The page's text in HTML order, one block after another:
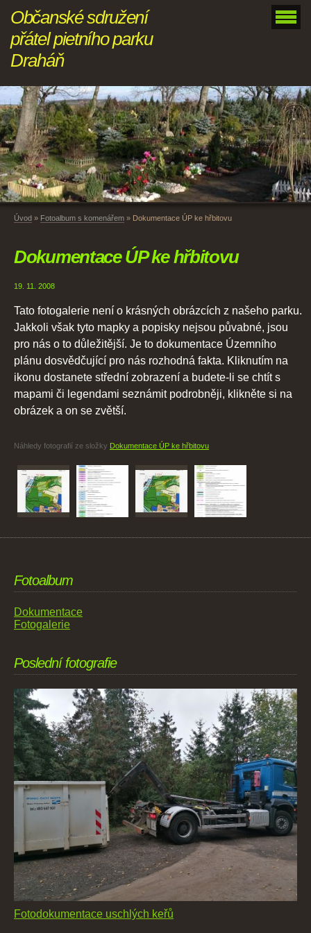
Občanské sdružení
přátel pietního parku
Draháň
Úvod » Fotoalbum s komenářem » Dokumentace ÚP ke hřbitovu
Dokumentace ÚP ke hřbitovu
19. 11. 2008
Tato fotogalerie není o krásných obrázcích z našeho parku.
Jakkoli však tyto mapky a popisky nejsou půvabné, jsou
pro nás o to důležitější. Je to dokumentace Územního
plánu dosvědčující pro nás rozhodná fakta. Kliknutím na
ikonu dostanete střední zobrazení a budete-li se chtít s
mapami či legendami seznámit podrobněji, klikněte si na
obrázek a on se zvětší.
Náhledy fotografií ze složky Dokumentace ÚP ke hřbitovu
Fotoalbum
Dokumentace
Fotogalerie
Poslední fotografie
Fotodokumentace uschlých keřů